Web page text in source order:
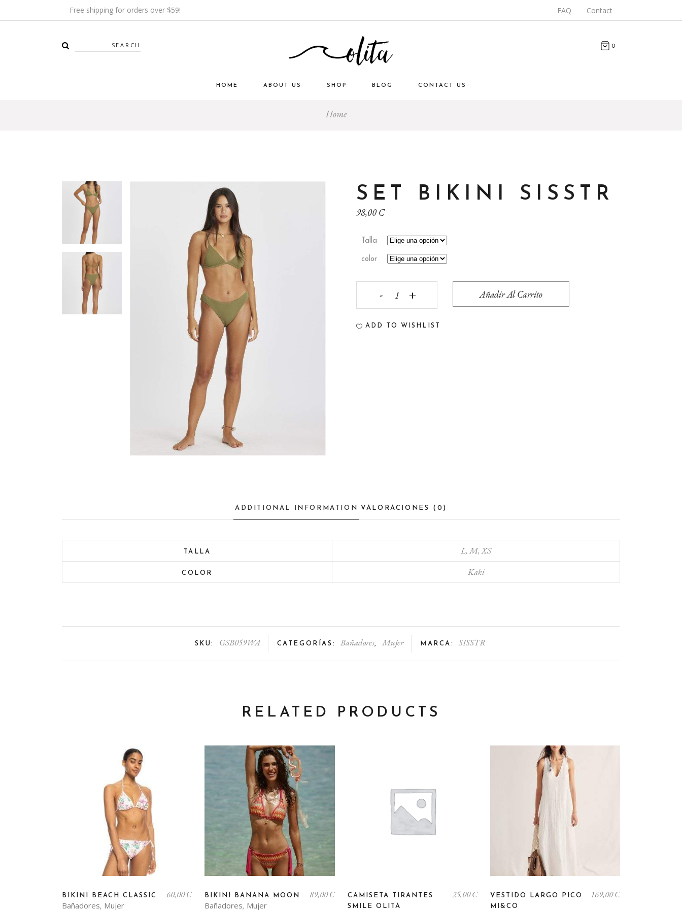
Free shipping for orders over $59! FAQ Contact
0
HOME ABOUT US SHOP BLOG CONTACT US
Home
SET BIKINI SISSTR
98,00€
Talla
color
BIKINI
Añadir Al Carrito
ADD TO WISHLIST
ADDITIONAL INFORMATION VALORACIONES (0)
TALLA L, M, XS
COLOR Kaki
SKU: GSB059WA CATEGORÍAS: Bañadores, Mujer MARCA: SISSTR
RELATED PRODUCTS
Bañadores, Mujer
BIKINI BEACH CLASSIC 60,00€
producto
tiene
Bañadores, Mujer
BIKINI BANANA MOON 89,00€
producto
tiene
CAMISETA TIRANTES
SMILE OLITA
25,00€
producto
tiene
VESTIDO LARGO PICO
MI&CO
169,00€